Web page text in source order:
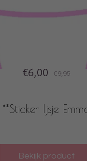
€6,00 €9,95
**Sticker Ijsje
Bekijk product